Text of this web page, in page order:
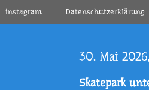
instagram Datenschutzerklärung
30. Mai
Skatepark